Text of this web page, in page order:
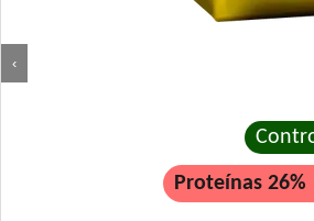
‹
Proteínas 26%